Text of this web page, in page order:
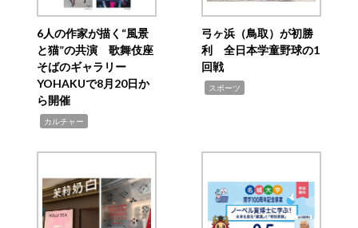
6人の作家が描く“風景
と猫”の共演 歌舞伎座
そばのギャラリー
YOHAKUで8月20日か
ら開催
カルチャー
弓ヶ浜（鳥取）が初勝
利 全日本学童野球の1
回戦
スポーツ